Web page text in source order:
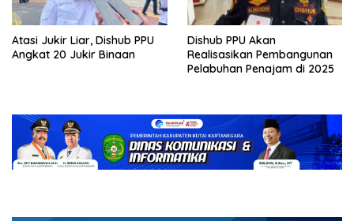
Atasi Jukir Liar, Dishub PPU
Angkat 20 Jukir Binaan
Dishub PPU Akan
Realisasikan Pembangunan
Pelabuhan Penajam di 2025